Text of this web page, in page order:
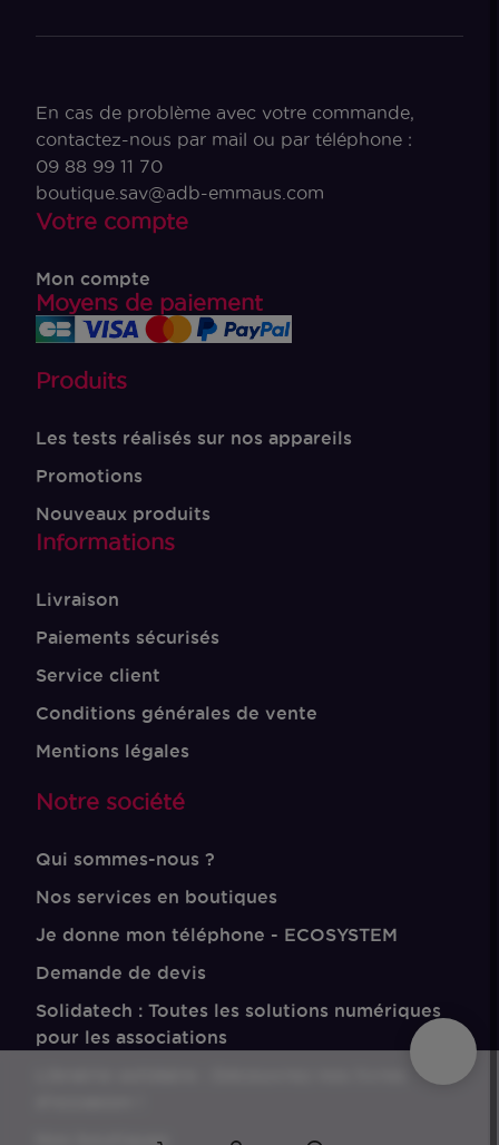
En cas de problème avec votre commande,
contactez-nous par mail ou par téléphone :
09 88 99 11 70
boutique.sav@adb-emmaus.com
Votre compte
Mon compte
Moyens de paiement
Produits
Les tests réalisés sur nos appareils
Promotions
Nouveaux produits
Informations
Livraison
Paiements sécurisés
Service client
Conditions générales de vente
Mentions légales
Notre société
Qui sommes-nous ?
Nos services en boutiques
Je donne mon téléphone - ECOSYSTEM
Demande de devis
Solidatech : Toutes les solutions numériques
pour les associations
Nos boutiques